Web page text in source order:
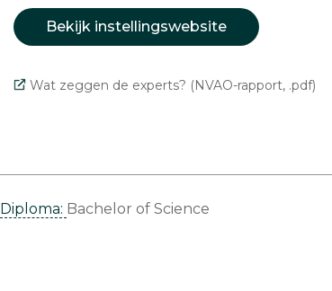
Bekijk instellingswebsite
Wat zeggen de experts? (NVAO-rapport, .pdf)
Diploma: Bachelor of Science